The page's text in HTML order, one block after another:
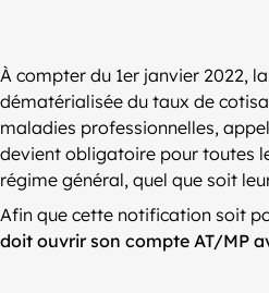
À compter du 1er janvier 2022,
dématérialisée du taux de
maladies professionnelles,
devient obligatoire pour toutes
régime général, quel que soit
Afin que cette notification soit
doit ouvrir son compte AT/MP